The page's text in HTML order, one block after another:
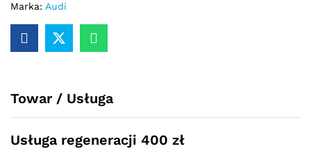
A1
2014
Marka: Audi
Towar / Usługa
Usługa regeneracji 400 zł